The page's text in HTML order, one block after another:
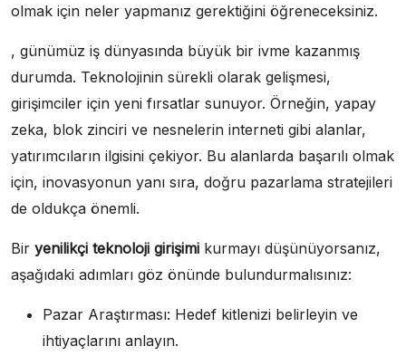
olmak için neler yapmanız gerektiğini öğreneceksiniz.
, günümüz iş dünyasında büyük bir ivme kazanmış
durumda. Teknolojinin sürekli olarak gelişmesi,
girişimciler için yeni fırsatlar sunuyor. Örneğin, yapay
zeka, blok zinciri ve nesnelerin interneti gibi alanlar,
yatırımcıların ilgisini çekiyor. Bu alanlarda başarılı olmak
için, inovasyonun yanı sıra, doğru pazarlama stratejileri
de oldukça önemli.
Bir yenilikçi teknoloji girişimi kurmayı düşünüyorsanız,
aşağıdaki adımları göz önünde bulundurmalısınız:
Pazar Araştırması: Hedef kitlenizi belirleyin ve
ihtiyaçlarını anlayın.